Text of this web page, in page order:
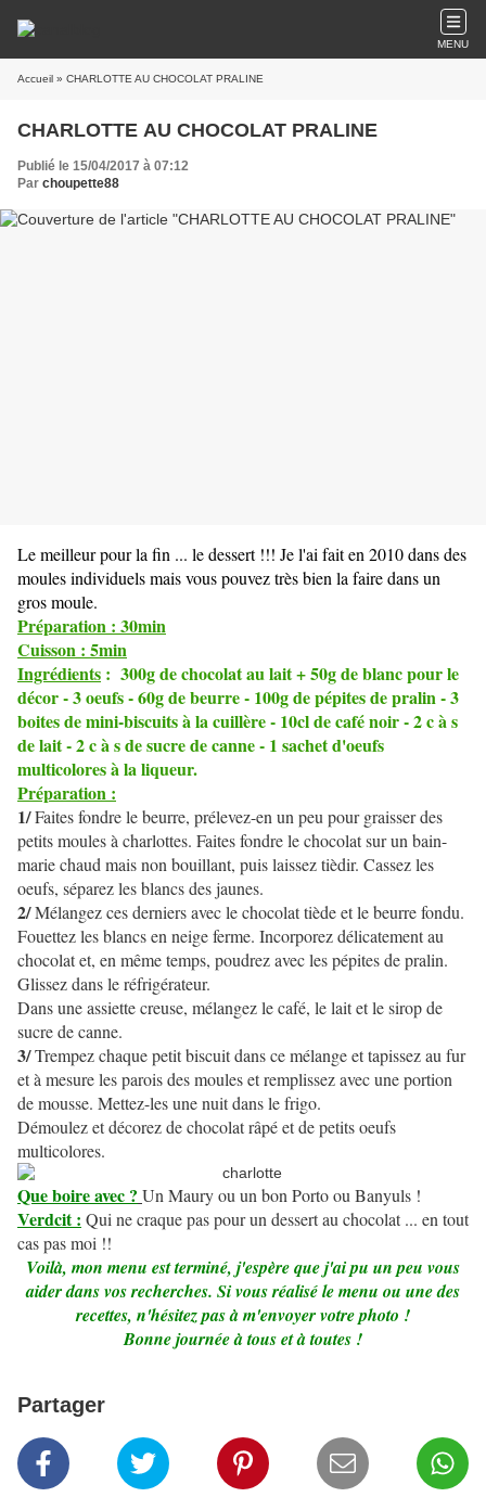
MENU
Accueil » CHARLOTTE AU CHOCOLAT PRALINE
CHARLOTTE AU CHOCOLAT PRALINE
Publié le 15/04/2017 à 07:12
Par choupette88
Le meilleur pour la fin ... le dessert !!! Je l'ai fait en 2010 dans des
moules individuels mais vous pouvez très bien la faire dans un
gros moule.
Préparation : 30min
Cuisson : 5min
Ingrédients : 300g de chocolat au lait + 50g de blanc pour le
décor - 3 oeufs - 60g de beurre - 100g de pépites de pralin - 3
boites de mini-biscuits à la cuillère - 10cl de café noir - 2 c à s
de lait - 2 c à s de sucre de canne - 1 sachet d'oeufs
multicolores à la liqueur.
Préparation :
1/Faites fondre le beurre, prélevez-en un peu pour graisser des
petits moules à charlottes. Faites fondre le chocolat sur un bain-
marie chaud mais non bouillant, puis laissez tièdir. Cassez les
oeufs, séparez les blancs des jaunes.
2/Mélangez ces derniers avec le chocolat tiède et le beurre fondu.
Fouettez les blancs en neige ferme. Incorporez délicatement au
chocolat et, en même temps, poudrez avec les pépites de pralin.
Glissez dans le réfrigérateur.
Dans une assiette creuse, mélangez le café, le lait et le sirop de
sucre de canne.
3/Trempez chaque petit biscuit dans ce mélange et tapissez au fur
et à mesure les parois des moules et remplissez avec une portion
de mousse. Mettez-les une nuit dans le frigo.
Démoulez et décorez de chocolat râpé et de petits oeufs
multicolores.
Que boire avec ? Un Maury ou un bon Porto ou Banyuls !
Verdcit : Qui ne craque pas pour un dessert au chocolat ... en tout
cas pas moi !!
Voilà, mon menu est terminé, j'espère que j'ai pu un peu vous
aider dans vos recherches. Si vous réalisé le menu ou une des
recettes, n'hésitez pas à m'envoyer votre photo !
Bonne journée à tous et à toutes !
Partager